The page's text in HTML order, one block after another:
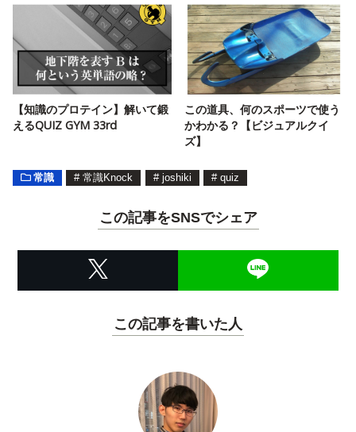
【知識のプロテイン】解いて鍛
えるQUIZ GYM 33rd
この道具、何のスポーツで使う
かわかる？【ビジュアルクイ
ズ】
常識 # 常識Knock # joshiki # quiz
この記事をSNSでシェア
この記事を書いた人